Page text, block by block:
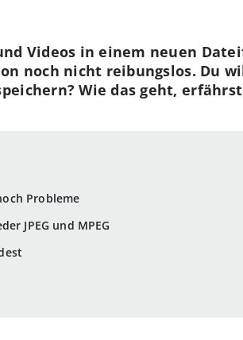
Probleme
JPEG und MPEG
Videos in einem neuen
noch nicht reibungslos. Du
Wie das geht,